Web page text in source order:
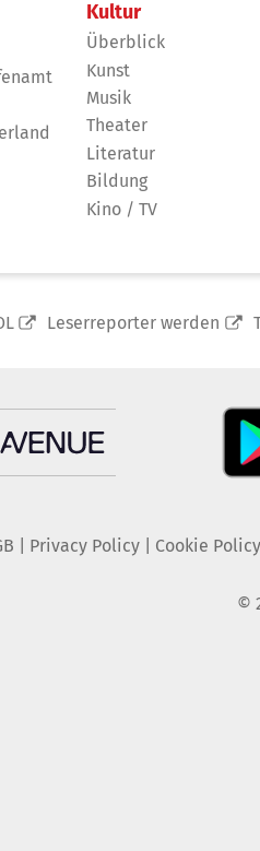
Kultur
Überblick
Kunst
Musik
Theater
Literatur
Bildung
Kino / TV
Leserreporter werden
Privacy Policy| Cookie Policy
©